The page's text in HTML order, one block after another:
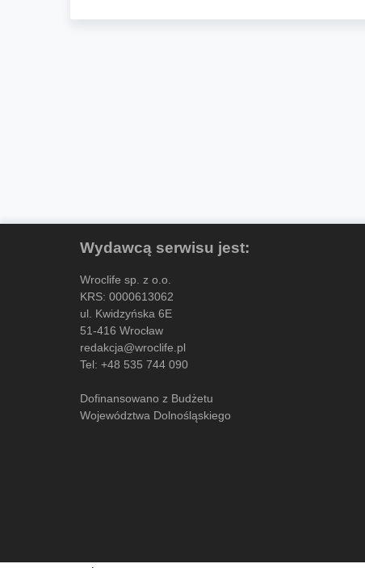
Wydawcą serwisu jest:
Wroclife sp. z o.o.
KRS: 0000613062
ul. Kwidzyńska 6E
51-416 Wrocław
redakcja@wroclife.pl
Tel: +48 535 744 090
Dofinansowano z Budżetu
Województwa Dolnośląskiego